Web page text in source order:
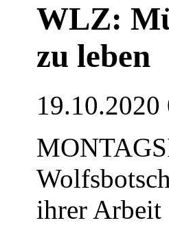
WLZ:
zu leben
19.10.2020
ihrer Arbeit